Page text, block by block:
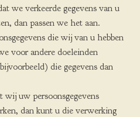
we verkeerde gegevens van u
dan passen we het aan.
die wij van u hebben
voor andere doeleinden
die gegevens dan
wij uw persoonsgegevens
dan kunt u die verwerking